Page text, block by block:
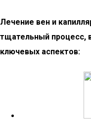
Лечение вен и
тщательный процесс,
ключевых аспектов: